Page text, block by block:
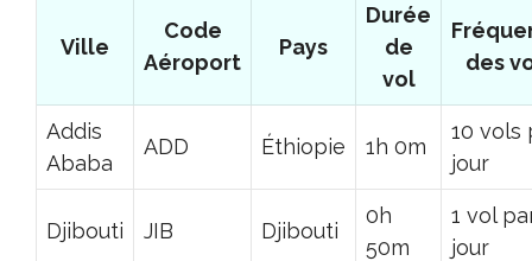
Ville
Code
Aéroport
Pays
Durée
de
vol
des
Addis
Ababa
ADD Éthiopie 1h 0m
10 vols
jour
Djibouti JIB Djibouti
0h
50m
1 vol
jour